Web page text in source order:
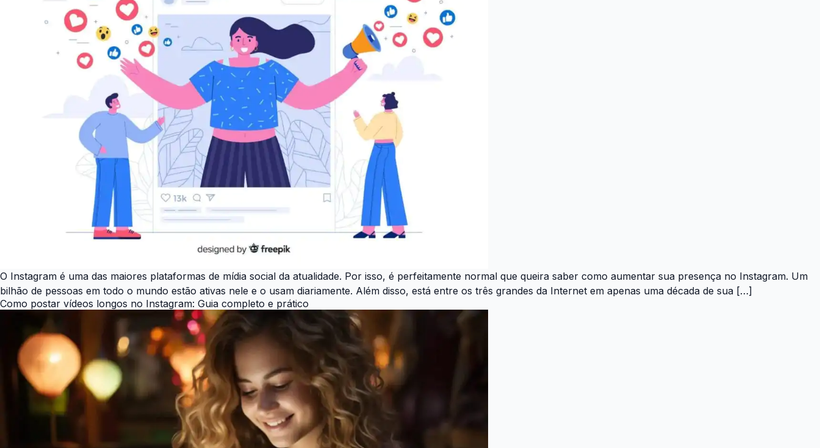
O Instagram é uma das maiores plataformas de mídia social da atualidade. Por isso, é perfeitamente normal que queira saber como aumentar sua presença no Instagram. Um
bilhão de pessoas em todo o mundo estão ativas nele e o usam diariamente. Além disso, está entre os três grandes da Internet em apenas uma década de sua […]
Como postar vídeos longos no Instagram: Guia completo e prático